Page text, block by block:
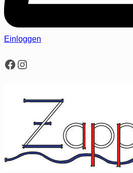
Einloggen
Facebook
Instagram